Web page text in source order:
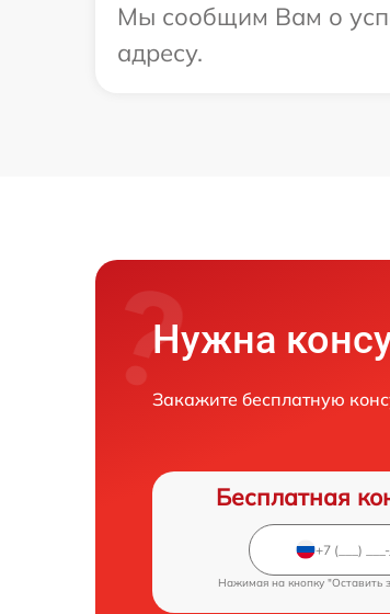
Мы сообщим Вам о
адресу.
Нужна
Закажите бесплатную
Бесплатная
Нажимая на кнопку "Оставить